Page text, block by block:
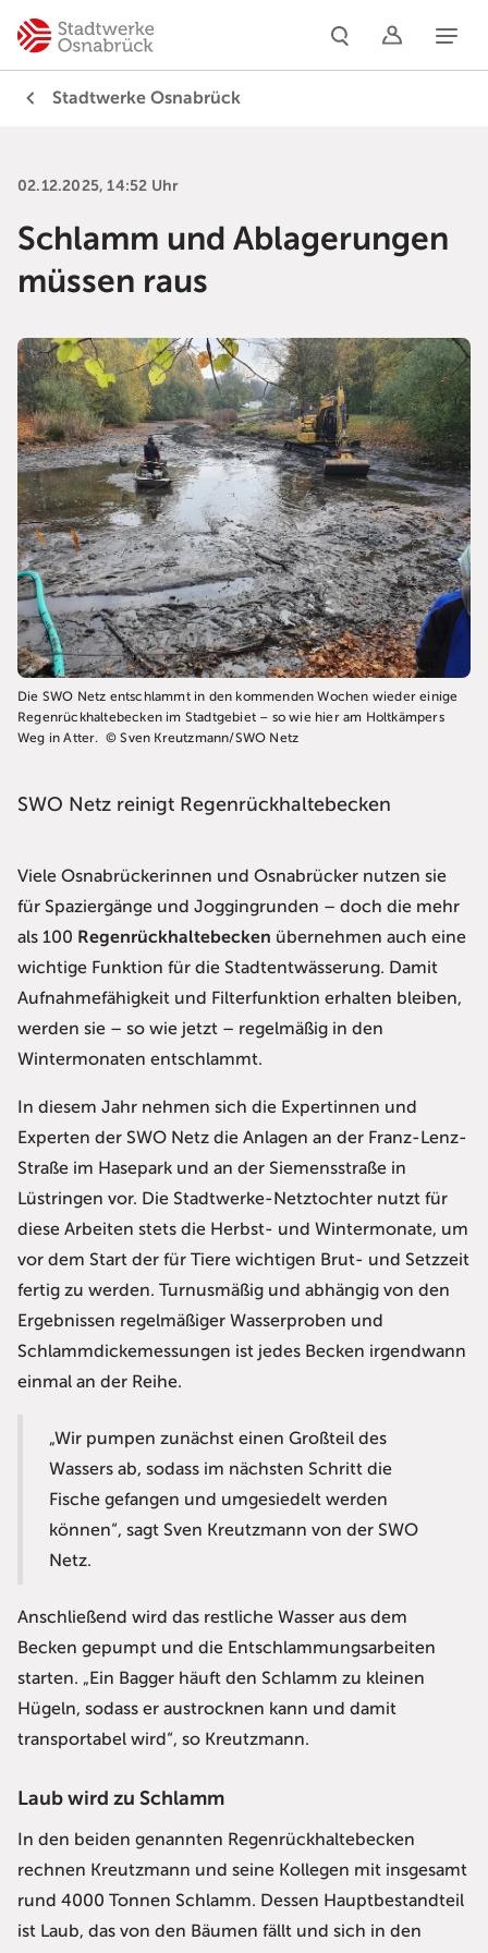
Stadtwerke Osnabrück
02.12.2025, 14:52 Uhr
Schlamm und Ablagerungen
müssen raus
Die SWO Netz entschlammt in den kommenden Wochen wieder einige
Regenrückhaltebecken im Stadtgebiet – so wie hier am Holtkämpers
Weg in Atter. © Sven Kreutzmann/SWO Netz
SWO Netz reinigt Regenrückhaltebecken
Viele Osnabrückerinnen und Osnabrücker nutzen sie
für Spaziergänge und Joggingrunden – doch die mehr
als 100 Regenrückhaltebecken übernehmen auch eine
wichtige Funktion für die Stadtentwässerung. Damit
Aufnahmefähigkeit und Filterfunktion erhalten bleiben,
werden sie – so wie jetzt – regelmäßig in den
Wintermonaten entschlammt.
In diesem Jahr nehmen sich die Expertinnen und
Experten der SWO Netz die Anlagen an der Franz-Lenz-
Straße im Hasepark und an der Siemensstraße in
Lüstringen vor. Die Stadtwerke-Netztochter nutzt für
diese Arbeiten stets die Herbst- und Wintermonate, um
vor dem Start der für Tiere wichtigen Brut- und Setzzeit
fertig zu werden. Turnusmäßig und abhängig von den
Ergebnissen regelmäßiger Wasserproben und
Schlammdickemessungen ist jedes Becken irgendwann
einmal an der Reihe.
„Wir pumpen zunächst einen Großteil des
Wassers ab, sodass im nächsten Schritt die
Fische gefangen und umgesiedelt werden
können“, sagt Sven Kreutzmann von der SWO
Netz.
Anschließend wird das restliche Wasser aus dem
Becken gepumpt und die Entschlammungsarbeiten
starten. „Ein Bagger häuft den Schlamm zu kleinen
Hügeln, sodass er austrocknen kann und damit
transportabel wird“, so Kreutzmann.
Laub wird zu Schlamm
In den beiden genannten Regenrückhaltebecken
rechnen Kreutzmann und seine Kollegen mit insgesamt
rund 4000 Tonnen Schlamm. Dessen Hauptbestandteil
ist Laub, das von den Bäumen fällt und sich in den